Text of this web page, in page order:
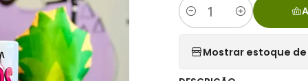
Cantidad
Mostrar estoque